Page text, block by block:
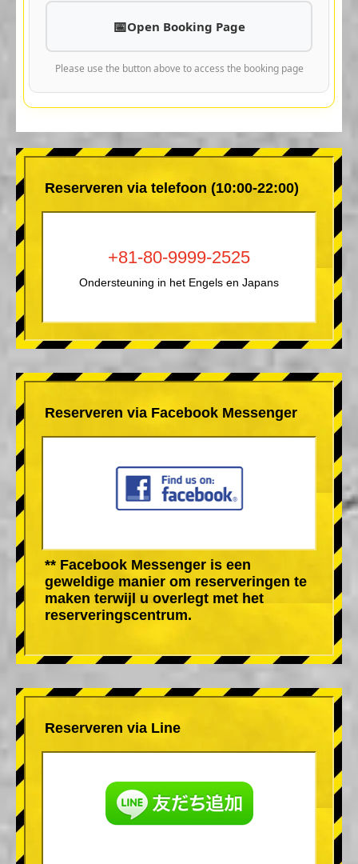
Open Booking Page
Please use the button above to access the booking page
Reserveren via telefoon (10:00-22:00)
+81-80-9999-2525
Ondersteuning in het Engels en Japans
Reserveren via Facebook Messenger
** Facebook Messenger is een
geweldige manier om reserveringen te
maken terwijl u overlegt met het
reserveringscentrum.
Reserveren via Line